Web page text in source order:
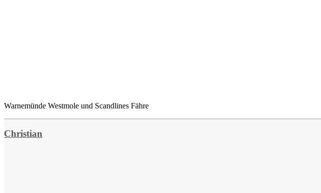
Warnemünde Westmole und Scandlines Fähre
Christian